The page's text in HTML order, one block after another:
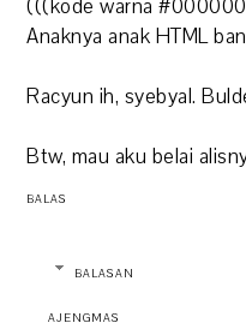
(((kode warna
Anaknya anak HTML
Racyun ih, syebyal.
Btw, mau aku belai
BALAS
BALASAN
AJENGMAS